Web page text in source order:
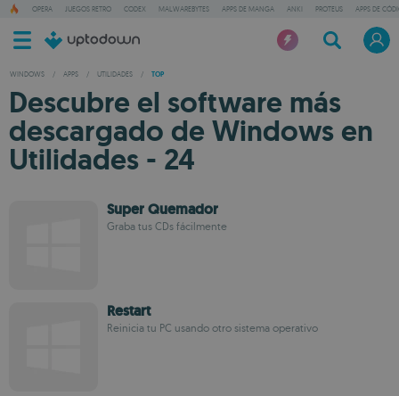
OPERA JUEGOS RETRO CODEX MALWAREBYTES APPS DE MANGA ANKI PROTEUS APPS DE
WINDOWS / APPS / UTILIDADES / TOP
Descubre el software más
descargado de Windows en
Utilidades - 24
Super Quemador
Graba tus CDs fácilmente
Restart
Reinicia tu PC usando otro sistema operativo